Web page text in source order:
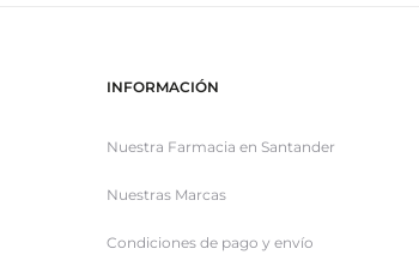
INFORMACIÓN
Nuestra Farmacia en Santander
Nuestras Marcas
Condiciones de pago y envío